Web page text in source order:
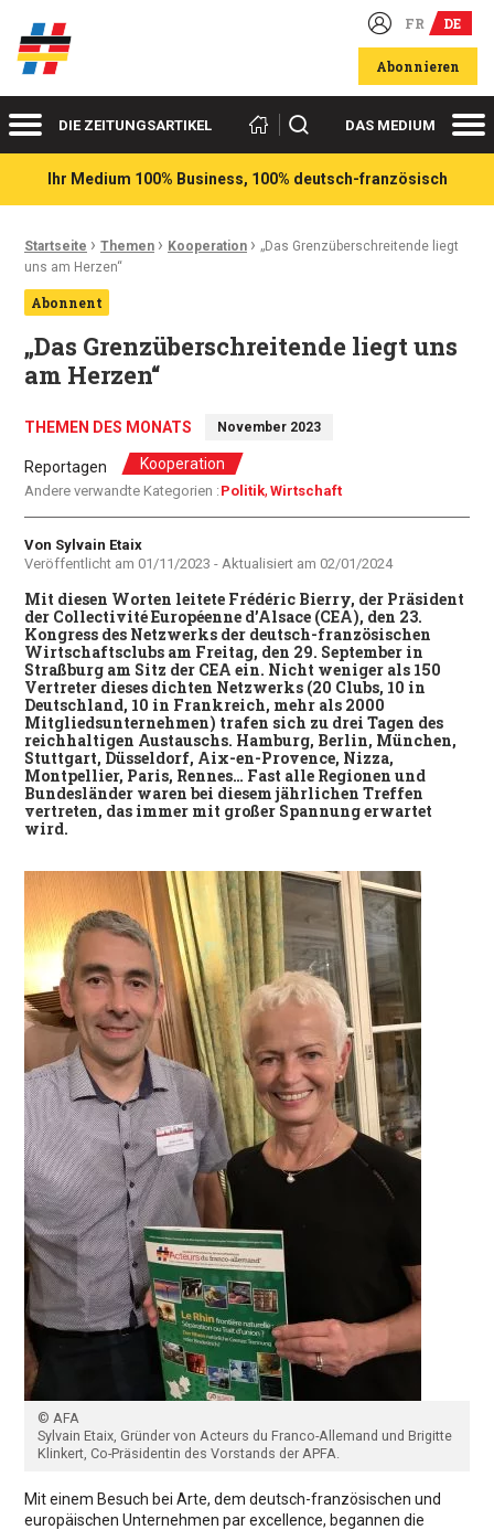
Deutsch-französische Wirtschaftsakteure FR DE
Abonnieren
MenüDIE ZEITUNGSARTIKEL Suchen DAS MEDIUM
Ihr Medium 100% Business, 100% deutsch-französisch
Ariadnefaden:
Startseite › Themen › Kooperation › „Das Grenzüberschreitende liegt
uns am Herzen“
Abonnent
„Das Grenzüberschreitende liegt uns
am Herzen“
THEMEN DES MONATS November 2023
Reportagen Kooperation
Andere verwandte Kategorien : Politik Wirtschaft
Autor
Von Sylvain Etaix
Veröffentlicht am 01/11/2023 - Aktualisiert am 02/01/2024
Mit diesen Worten leitete Frédéric Bierry, der Präsident
der Collectivité Européenne d’Alsace (CEA), den 23.
Kongress des Netzwerks der deutsch-französischen
Wirtschaftsclubs am Freitag, den 29. September in
Straßburg am Sitz der CEA ein. Nicht weniger als 150
Vertreter dieses dichten Netzwerks (20 Clubs, 10 in
Deutschland, 10 in Frankreich, mehr als 2000
Mitgliedsunternehmen) trafen sich zu drei Tagen des
reichhaltigen Austauschs. Hamburg, Berlin, München,
Stuttgart, Düsseldorf, Aix-en-Provence, Nizza,
Montpellier, Paris, Rennes… Fast alle Regionen und
Bundesländer waren bei diesem jährlichen Treffen
vertreten, das immer mit großer Spannung erwartet
wird.
© AFA
Sylvain Etaix, Gründer von Acteurs du Franco-Allemand und Brigitte
Klinkert, Co-Präsidentin des Vorstands der APFA.
Mit einem Besuch bei Arte, dem deutsch-französischen und
europäischen Unternehmen par excellence, begannen die